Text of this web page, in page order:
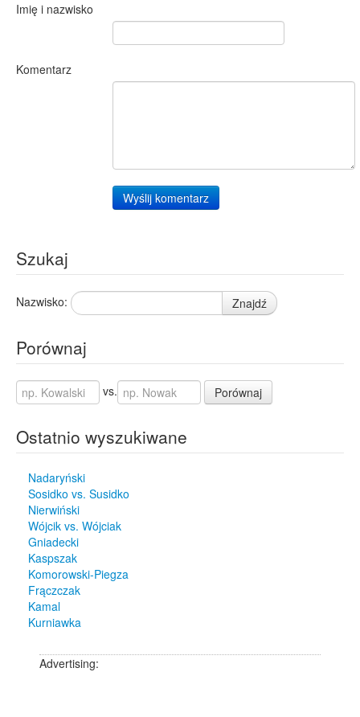
Imię i nazwisko
Komentarz
Wyślij komentarz
Szukaj
Nazwisko: Znajdź
Porównaj
vs. Porównaj
Ostatnio wyszukiwane
Nadaryński
Sosidko vs. Susidko
Nierwiński
Wójcik vs. Wójciak
Gniadecki
Kaspszak
Komorowski-Piegza
Frączczak
Kamal
Kurniawka
Advertising: